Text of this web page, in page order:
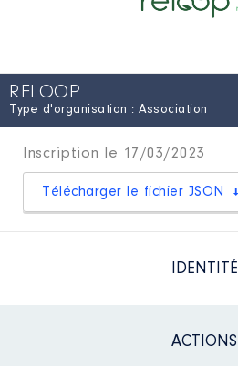
RELOOP
Type d'organisation : Association
Inscription le 17/03/2023
Télécharger le fichier JSON
IDENTITÉ
ACTIONS